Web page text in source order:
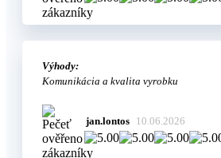
Výhody:
Komunikácia a kvalita vyrobku
jan.lontos 10.06.2026